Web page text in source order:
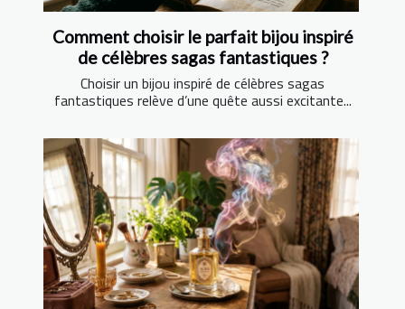
Comment choisir le parfait bijou inspiré
de célèbres sagas fantastiques ?
Choisir un bijou inspiré de célèbres sagas
fantastiques relève d’une quête aussi excitante...